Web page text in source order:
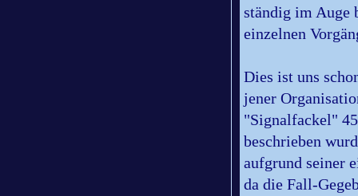
ständig im Auge
einzelnen
Dies ist uns
jener
"Signalfackel"
beschrieben
aufgrund seiner
da die Fall-